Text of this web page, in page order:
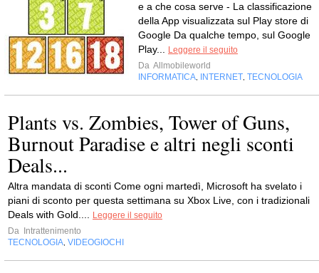
e a che cosa serve - La classificazione
della App visualizzata sul Play store di
Google Da qualche tempo, sul Google
Play...
Leggere il seguito
Da Allmobileworld
INFORMATICA
INTERNET TECNOLOGIA
Plants vs. Zombies, Tower of Guns,
Burnout Paradise e altri negli sconti
Deals...
Altra mandata di sconti Come ogni martedì, Microsoft ha svelato i
piani di sconto per questa settimana su Xbox Live, con i tradizionali
Deals with Gold....
Leggere il seguito
Da
Intrattenimento
TECNOLOGIA VIDEOGIOCHI